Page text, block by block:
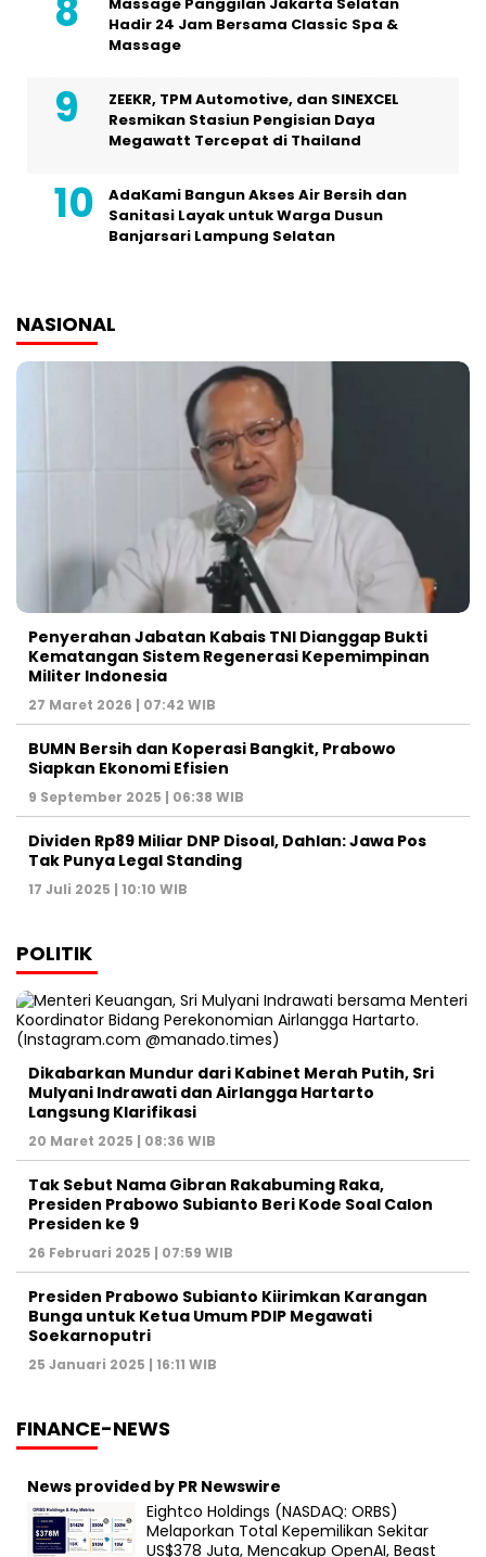
Hadir 24 Jam Bersama Classic Spa &
Massage
ZEEKR, TPM Automotive, dan SINEXCEL
Resmikan Stasiun Pengisian Daya
Megawatt Tercepat di Thailand
AdaKami Bangun Akses Air Bersih dan
Sanitasi Layak untuk Warga Dusun
Banjarsari Lampung Selatan
NASIONAL
Penyerahan Jabatan Kabais TNI Dianggap Bukti
Kematangan Sistem Regenerasi Kepemimpinan
Militer Indonesia
27 Maret 2026 | 07:42 WIB
BUMN Bersih dan Koperasi Bangkit, Prabowo
Siapkan Ekonomi Efisien
9 September 2025 | 06:38 WIB
Dividen Rp89 Miliar DNP Disoal, Dahlan: Jawa Pos
Tak Punya Legal Standing
17 Juli 2025 | 10:10 WIB
POLITIK
Dikabarkan Mundur dari Kabinet Merah Putih, Sri
Mulyani Indrawati dan Airlangga Hartarto
Langsung Klarifikasi
20 Maret 2025 | 08:36 WIB
Tak Sebut Nama Gibran Rakabuming Raka,
Presiden Prabowo Subianto Beri Kode Soal Calon
Presiden ke 9
26 Februari 2025 | 07:59 WIB
Presiden Prabowo Subianto Kiirimkan Karangan
Bunga untuk Ketua Umum PDIP Megawati
Soekarnoputri
25 Januari 2025 | 16:11 WIB
FINANCE-NEWS
News provided by PR Newswire
Eightco Holdings (NASDAQ: ORBS)
Melaporkan Total Kepemilikan Sekitar
US$378 Juta, Mencakup OpenAI, Beast